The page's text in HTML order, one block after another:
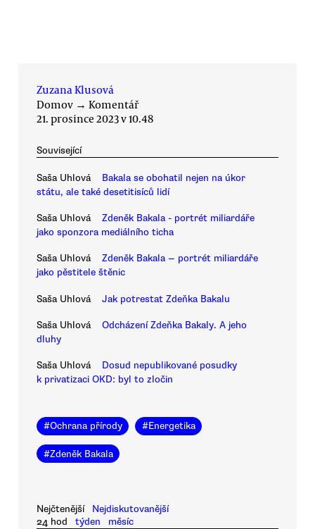
Zuzana Klusová
Domov → Komentář
21. prosince 2023 v 10.48
Související
Saša Uhlová
Bakala se obohatil nejen na úkor
státu, ale také desetitisíců lidí
Saša Uhlová
Zdeněk Bakala - portrét miliardáře
jako sponzora mediálního ticha
Saša Uhlová
Zdeněk Bakala — portrét miliardáře
jako pěstitele štěnic
Saša Uhlová Jak potrestat Zdeňka Bakalu
Saša Uhlová
Odcházení Zdeňka Bakaly. A jeho
dluhy
Saša Uhlová
Dosud nepublikované posudky
k privatizaci OKD: byl to zločin
#Ochrana přírody #Energetika
#Zdeněk Bakala
Nejčtenější
Nejdiskutovanější
24 hod
týden měsíc